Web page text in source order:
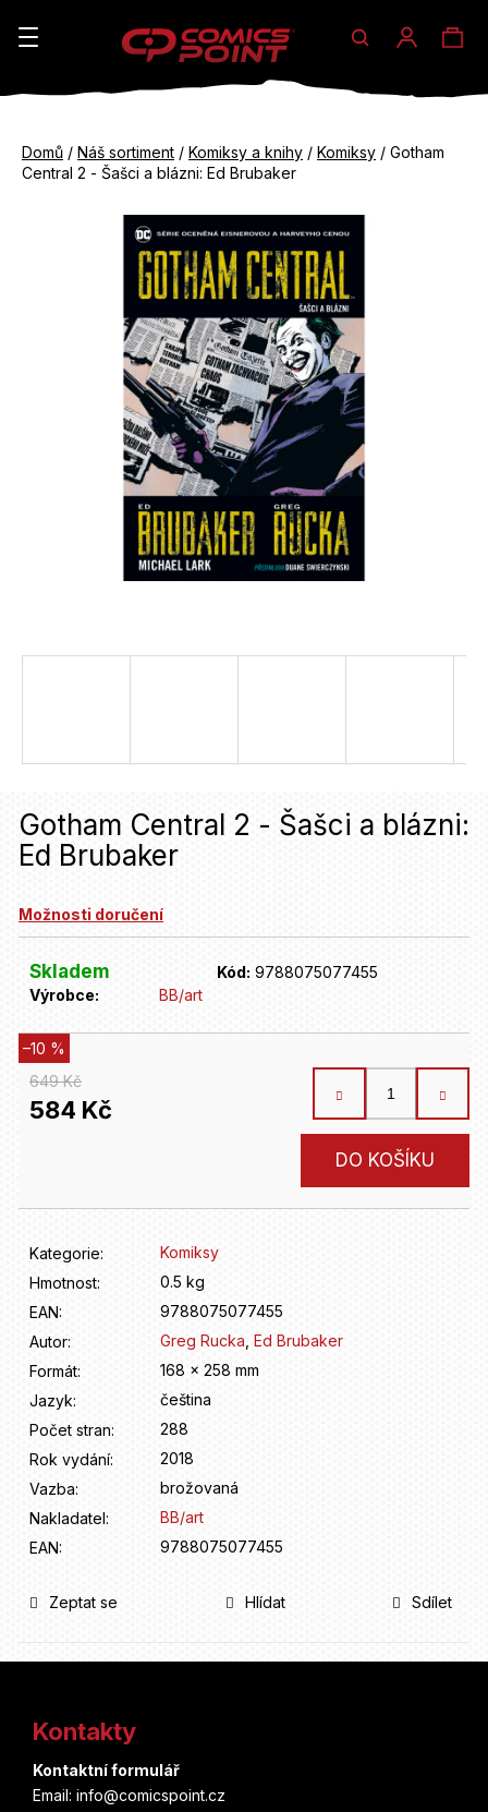
Hledat
Domů / Náš sortiment / Komiksy a knihy / Komiksy / Gotham
Central 2 - Šašci a blázni: Ed Brubaker
Gotham Central 2 - Šašci a blázni:
Ed Brubaker
Možnosti doručení
Skladem Kód: 9788075077455
Výrobce:
BB/art
649 Kč
–10 %
584 Kč
DO KOŠÍKU
Kategorie:
Komiksy
Hmotnost:
0.5 kg
EAN:
9788075077455
Autor: Greg Rucka, Ed Brubaker
Formát:
168 x 258 mm
Jazyk:
čeština
Počet stran:
288
Rok vydání:
2018
Vazba:
brožovaná
Nakladatel:
BB/art
EAN: 9788075077455
Zeptat se Hlídat Sdílet
K
do
do
t
?
D
o
p
o
u
č
m
e
Kontakty
Kontaktní formulář
Email: info@comicspoint.cz